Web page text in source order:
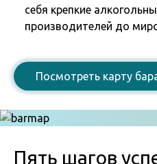
себя крепкие
производителей до
Посмотреть карту
Пять шагов